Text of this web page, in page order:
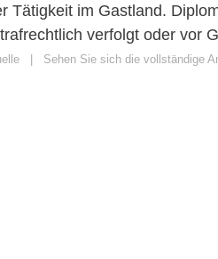
Tätigkeit im Gastland.
verfolgt oder vor
Sehen Sie sich die vollständige